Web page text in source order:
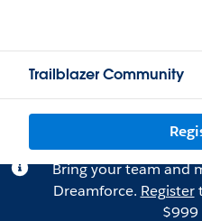
Trailblazer Community
Bring your team and
Dreamforce. Register
$999